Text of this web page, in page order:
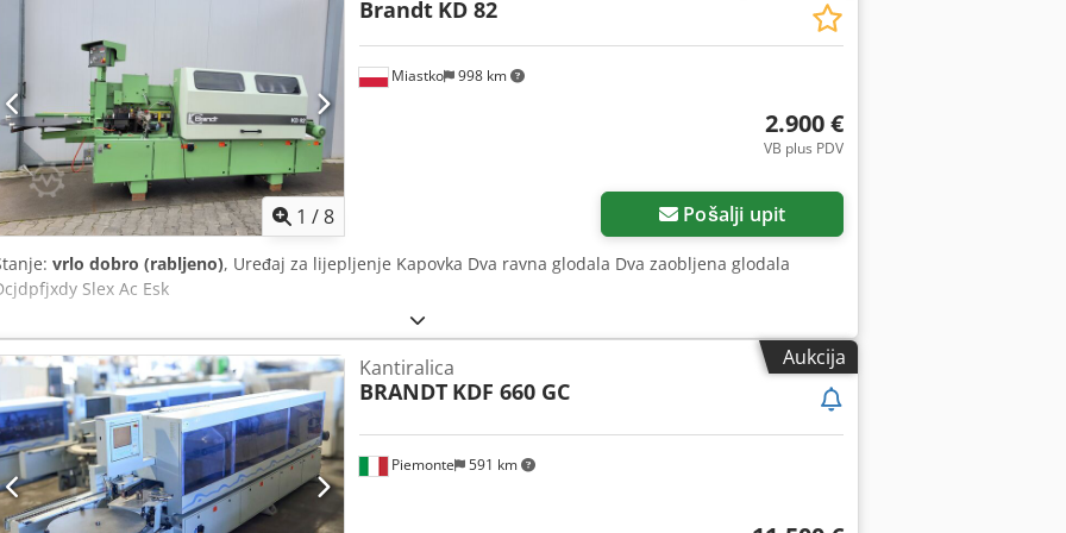
1 /8
Miastko 998 km
Brandt KD 82
2.900 €
VB plus PDV
Pošalji upit
vrlo dobro (rabljeno), Uređaj za lijepljenje Kapovka Dva ravna glodala Dva zaobljena glodala
Slex Ac Esk
Aukcija
Piemonte 591 km
Kantiralica
BRANDT KDF 660 GC